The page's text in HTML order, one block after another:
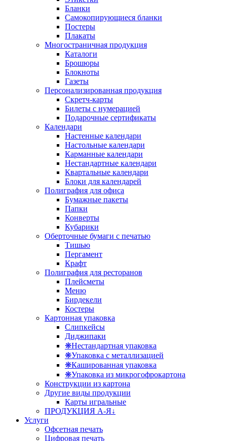
Бланки
Самокопирующиеся бланки
Постеры
Плакаты
Многостраничная продукция
Каталоги
Брошюры
Блокноты
Газеты
Персонализированная продукция
Скретч-карты
Билеты с нумерацией
Подарочные сертификаты
Календари
Настенные календари
Настольные календари
Карманные календари
Нестандартные календари
Квартальные календари
Блоки для календарей
Полиграфия для офиса
Бумажные пакеты
Папки
Конверты
Кубарики
Оберточные бумаги с печатью
Тишью
Пергамент
Крафт
Полиграфия для ресторанов
Плейсметы
Меню
Бирдекели
Костеры
Картонная упаковка
Слипкейсы
Диджипаки
❋Нестандартная упаковка
❋Упаковка с металлизацией
❋Кашированная упаковка
❋Упаковка из микрогофрокартона
Конструкции из картона
Другие виды продукции
Карты игральные
ПРОДУКЦИЯ А-Я↓
Услуги
Офсетная печать
Цифровая печать